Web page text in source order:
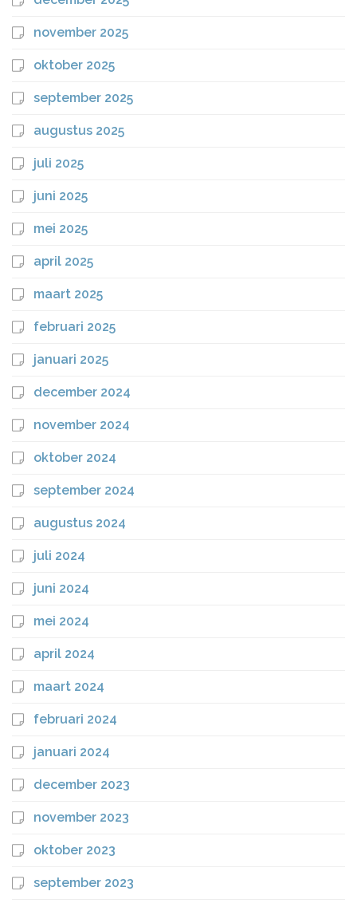
november 2025
oktober 2025
september 2025
augustus 2025
juli 2025
juni 2025
mei 2025
april 2025
maart 2025
februari 2025
januari 2025
december 2024
november 2024
oktober 2024
september 2024
augustus 2024
juli 2024
juni 2024
mei 2024
april 2024
maart 2024
februari 2024
januari 2024
december 2023
november 2023
oktober 2023
september 2023